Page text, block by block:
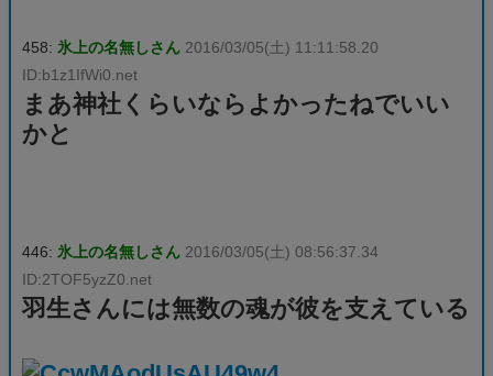
458: 氷上の名無しさん 2016/03/05(土) 11:11:58.20
ID:b1z1IfWi0.net
まあ神社くらいならよかったねでいい
かと
446: 氷上の名無しさん 2016/03/05(土) 08:56:37.34
ID:2TOF5yzZ0.net
羽生さんには無数の魂が彼を支えている